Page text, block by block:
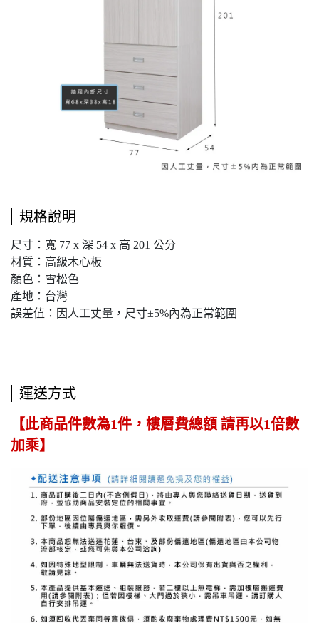
規格說明
尺寸：寬 77 x 深 54 x 高 201 公分
材質：高級木心板
顏色：雪松色
產地：台灣
誤差值：因人工丈量，尺寸±5%內為正常範圍
運送方式
【此商品件數為1件，樓層費總額 請再以1倍數
加乘】